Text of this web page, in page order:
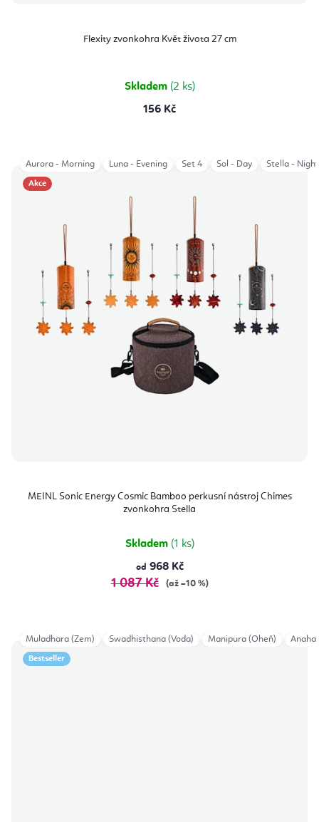
Flexity zvonkohra Květ života 27 cm
Skladem (2 ks)
156 Kč
Akce
MEINL Sonic Energy Cosmic Bamboo perkusní nástroj Chimes
zvonkohra Stella
Skladem (1 ks)
od 968 Kč
1 087 Kč (až –10 %)
Aurora - Morning Luna - Evening Set 4 Sol - Day Stella - Night
Bestseller
Muladhara (Zem) Swadhisthana (Voda) Manipura (Oheň)